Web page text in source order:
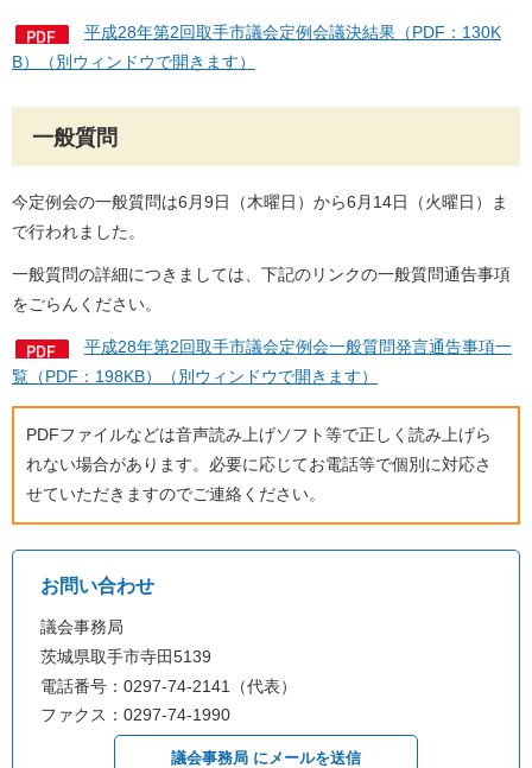
平成28年第2回取手市議会定例会議決結果（PDF：130K
B）（別ウィンドウで開きます）
一般質問
今定例会の一般質問は6月9日（木曜日）から6月14日（火曜日）ま
で行われました。
一般質問の詳細につきましては、下記のリンクの一般質問通告事項
をごらんください。
平成28年第2回取手市議会定例会一般質問発言通告事項一
覧（PDF：198KB）（別ウィンドウで開きます）
PDFファイルなどは音声読み上げソフト等で正しく読み上げら
れない場合があります。必要に応じてお電話等で個別に対応さ
せていただきますのでご連絡ください。
お問い合わせ
議会事務局
茨城県取手市寺田5139
電話番号：0297-74-2141（代表）
ファクス：0297-74-1990
議会事務局 にメールを送信